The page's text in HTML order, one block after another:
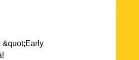
&quot;Early